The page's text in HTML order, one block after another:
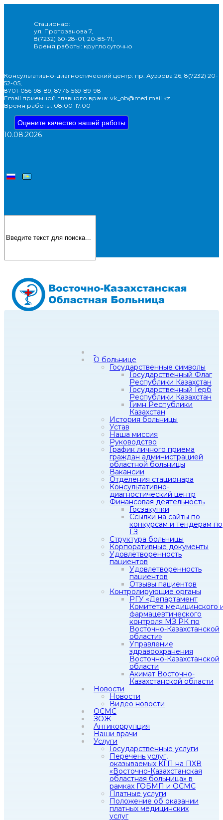
Стационар:
ул. Протозанова 7,
8(7232) 60-28-01, 20-85-71,
Время работы: круглосуточно
Консультативно-диагностический центр: пр. Ауэзова 26, 8(7232) 20-
52-05,
8701-056-98-89, 8776-569-89-98
Email приемной главного врача: vk_ob@med.mail.kz
Время работы: 08.00-17.00
Оцените качество нашей работы
10.08.2026
О больнице
Государственные символы
Государственный Флаг
Республики Казахстан
Государственный Герб
Республики Казахстан
Гимн Республики
Казахстан
История больницы
Устав
Наша миссия
Руководство
График личного приема
граждан администрацией
областной больницы
Вакансии
Отделения стационара
Консультативно-
диагностический центр
Финансовая деятельность
Госзакупки
Ссылки на сайты по
конкурсам и тендерам по
ГЗ
Структура больницы
Корпоративные документы
Удовлетворенность
пациентов
Удовлетворенность
пациентов
Отзывы пациентов
Контролирующие органы
РГУ «Департамент
Комитета медицинского
фармацевтического
контроля МЗ РК по
Восточно-Казахстанской
области»
Управление
здравоохранения
Восточно-Казахстанской
области
Акимат Восточно-
Казахстанской области
Новости
Новости
Видео новости
ОСМС
ЗОЖ
Антикоррупция
Наши врачи
Услуги
Государственные услуги
Перечень услуг,
оказываемых КГП на ПХВ
«Восточно-Казахстанская
областная больница» в
рамках ГОБМП и ОСМС
Платные услуги
Положение об оказании
платных медицинских
услуг